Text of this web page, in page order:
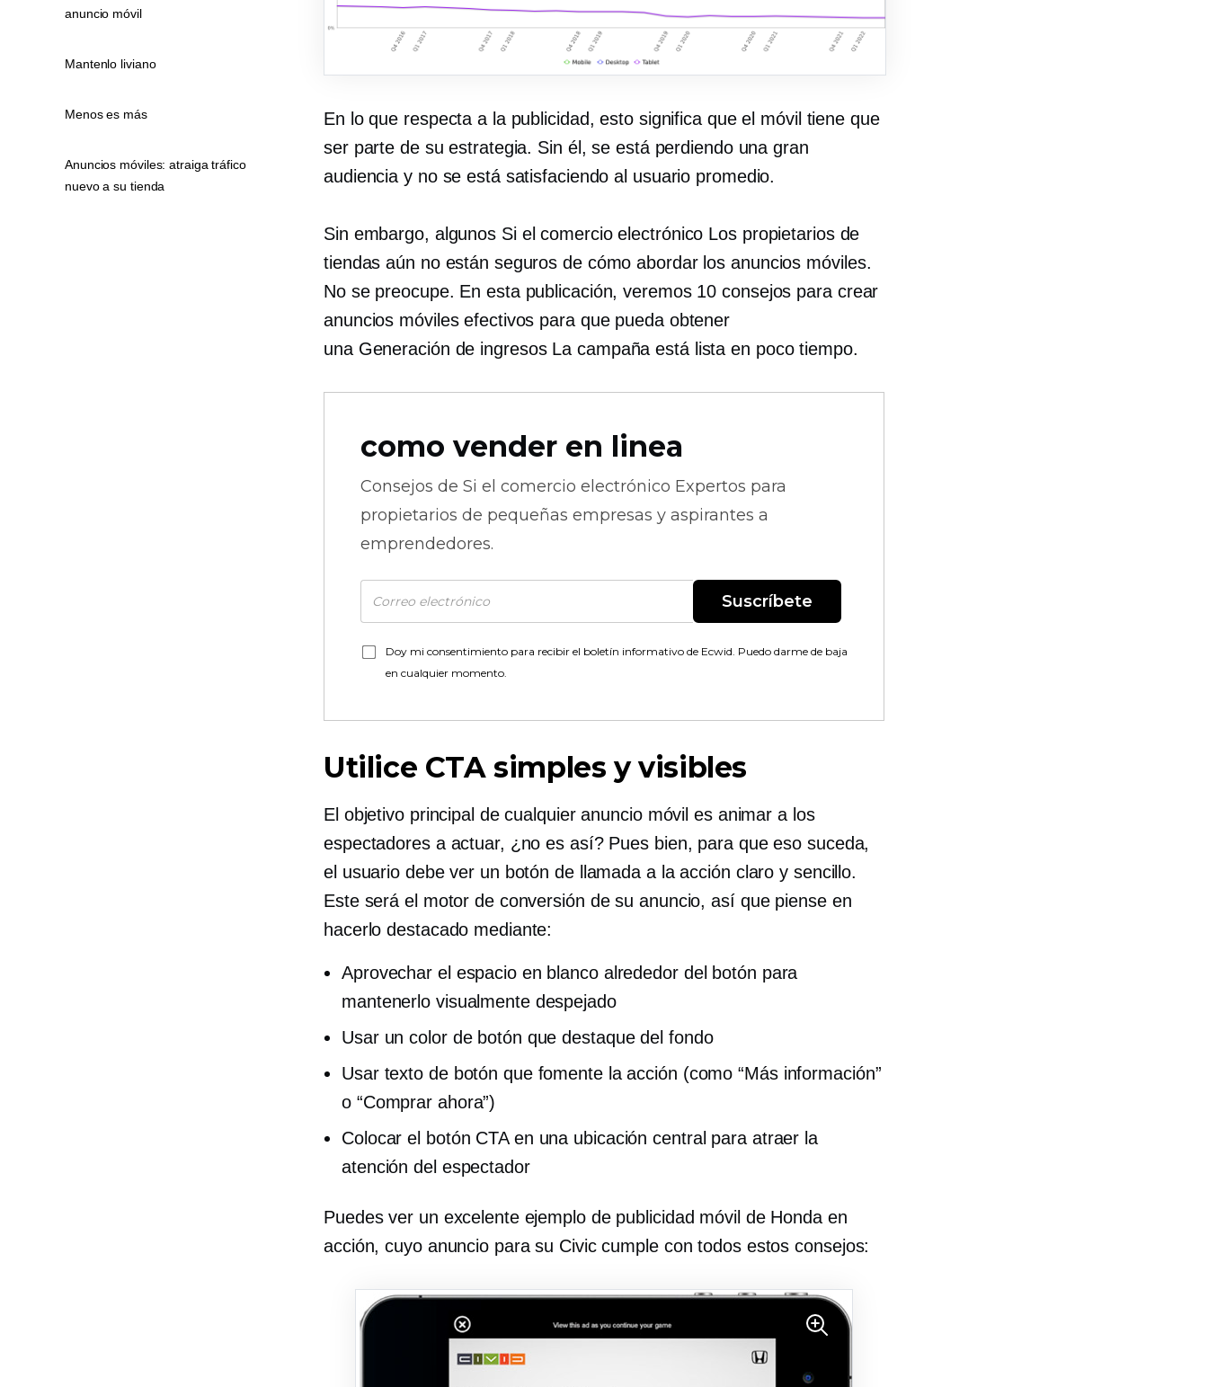
En lo que respecta a la publicidad, esto significa que el móvil tiene que
ser parte de su estrategia. Sin él, se está perdiendo una gran
audiencia y no se está satisfaciendo al usuario promedio.
Sin embargo, algunos Si el comercio electrónico Los propietarios de
tiendas aún no están seguros de cómo abordar los anuncios móviles.
No se preocupe. En esta publicación, veremos 10 consejos para crear
anuncios móviles efectivos para que pueda obtener
una Generación de ingresosLa campaña está lista en poco tiempo.
como vender en linea
Consejos de Si el comercio electrónico Expertos para
propietarios de pequeñas empresas y aspirantes a
emprendedores.
Suscríbete
Doy mi consentimiento para recibir el boletín informativo de Ecwid. Puedo darme de baja
en cualquier momento.
Utilice CTA simples y visibles
El objetivo principal de cualquier anuncio móvil es animar a los
espectadores a actuar, ¿no es así? Pues bien, para que eso suceda,
el usuario debe ver un botón de llamada a la acción claro y sencillo.
Este será el motor de conversión de su anuncio, así que piense en
hacerlo destacado mediante:
Aprovechar el espacio en blanco alrededor del botón para
mantenerlo visualmente despejado
Usar un color de botón que destaque del fondo
Usar texto de botón que fomente la acción (como “Más información”
o “Comprar ahora”)
Colocar el botón CTA en una ubicación central para atraer la
atención del espectador
Puedes ver un excelente ejemplo de publicidad móvil de Honda en
acción, cuyo anuncio para su Civic cumple con todos estos consejos:
anuncio móvil
Mantenlo liviano
Menos es más
Anuncios móviles: atraiga tráfico
nuevo a su tienda